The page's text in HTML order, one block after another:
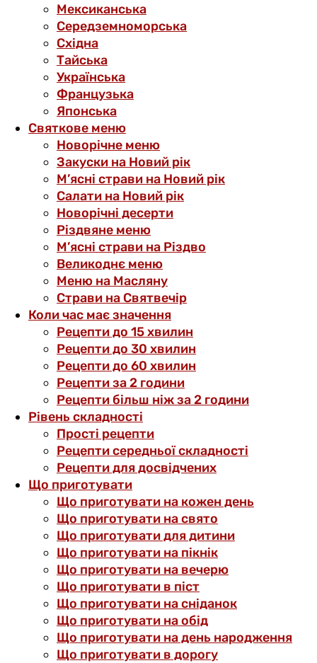
Мексиканська
Середземноморська
Східна
Тайська
Українська
Французька
Японська
Святкове меню
Новорічне меню
Закуски на Новий рік
М’ясні страви на Новий рік
Салати на Новий рік
Новорічні десерти
Різдвяне меню
М’ясні страви на Різдво
Великоднє меню
Меню на Масляну
Страви на Святвечір
Коли час має значення
Рецепти до 15 хвилин
Рецепти до 30 хвилин
Рецепти до 60 хвилин
Рецепти за 2 години
Рецепти більш ніж за 2 години
Рівень складності
Прості рецепти
Рецепти середньої складності
Рецепти для досвідчених
Що приготувати
Що приготувати на кожен день
Що приготувати на свято
Що приготувати для дитини
Що приготувати на пікнік
Що приготувати на вечерю
Що приготувати в піст
Що приготувати на сніданок
Що приготувати на обід
Що приготувати на день народження
Що приготувати в дорогу